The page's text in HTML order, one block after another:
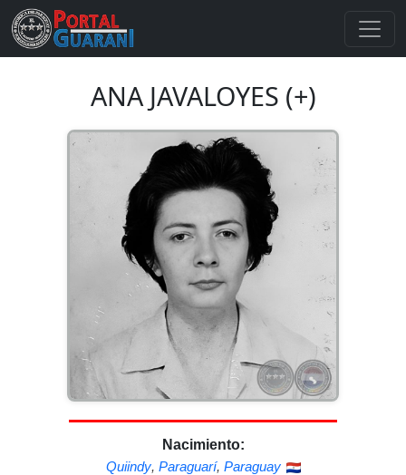
ANA JAVALOYES (+)
Nacimiento:
Quiindy, Paraguarí, Paraguay